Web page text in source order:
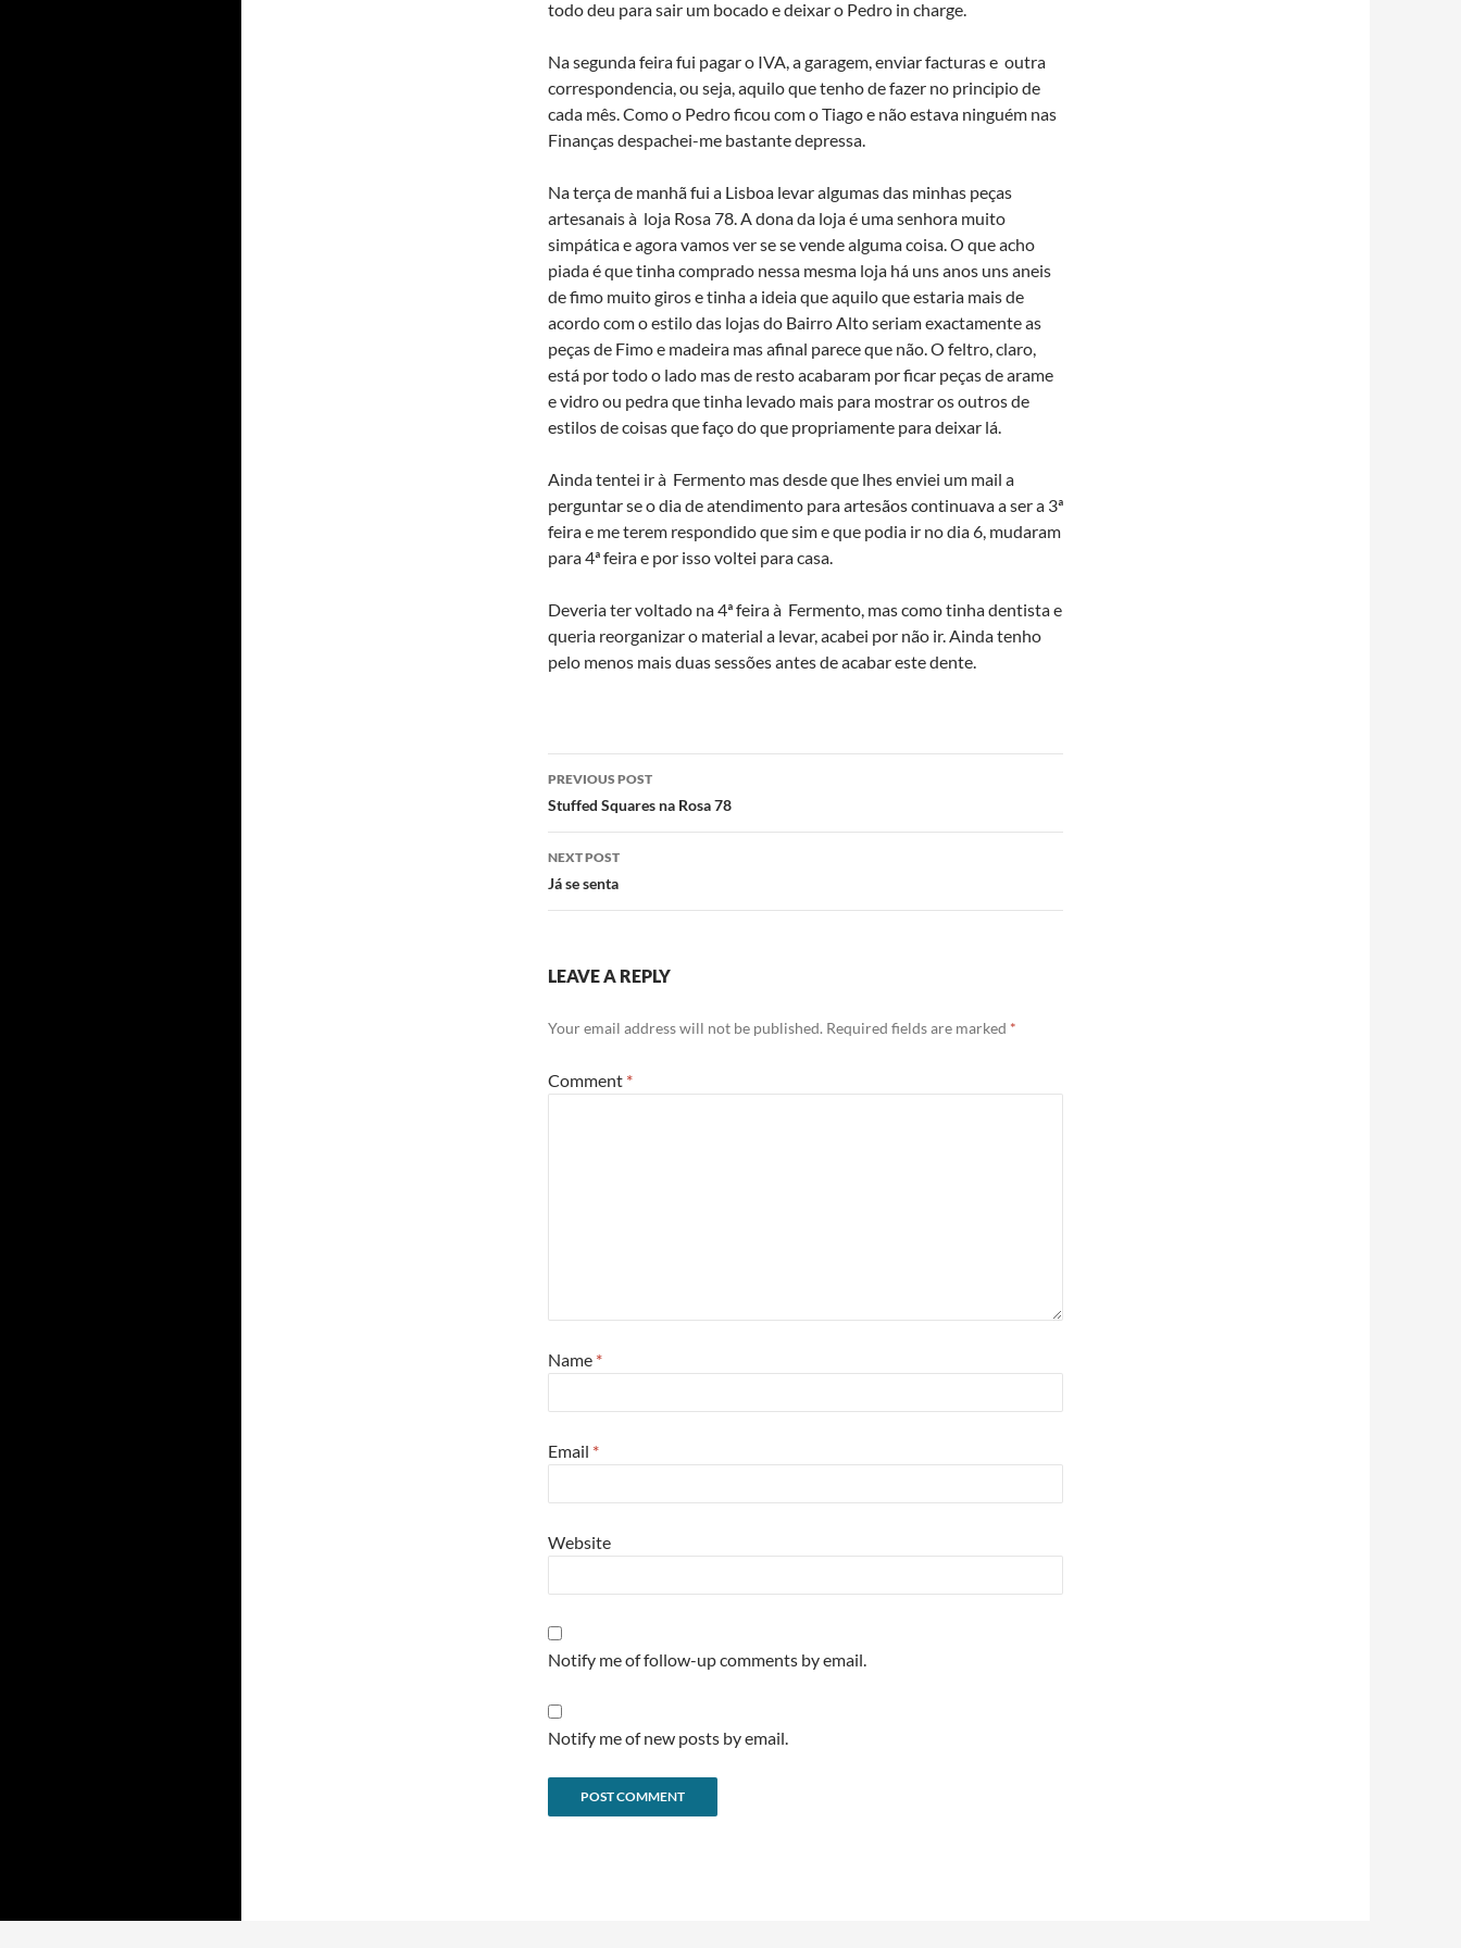
todo deu para sair um bocado e deixar o Pedro in charge.
Na segunda feira fui pagar o IVA, a garagem, enviar facturas e outra
correspondencia, ou seja, aquilo que tenho de fazer no principio de
cada mês. Como o Pedro ficou com o Tiago e não estava ninguém nas
Finanças despachei-me bastante depressa.
Na terça de manhã fui a Lisboa levar algumas das minhas peças
artesanais à loja Rosa 78. A dona da loja é uma senhora muito
simpática e agora vamos ver se se vende alguma coisa. O que acho
piada é que tinha comprado nessa mesma loja há uns anos uns aneis
de fimo muito giros e tinha a ideia que aquilo que estaria mais de
acordo com o estilo das lojas do Bairro Alto seriam exactamente as
peças de Fimo e madeira mas afinal parece que não. O feltro, claro,
está por todo o lado mas de resto acabaram por ficar peças de arame
e vidro ou pedra que tinha levado mais para mostrar os outros de
estilos de coisas que faço do que propriamente para deixar lá.
Ainda tentei ir à Fermento mas desde que lhes enviei um mail a
perguntar se o dia de atendimento para artesãos continuava a ser a 3ª
feira e me terem respondido que sim e que podia ir no dia 6, mudaram
para 4ª feira e por isso voltei para casa.
Deveria ter voltado na 4ª feira à Fermento, mas como tinha dentista e
queria reorganizar o material a levar, acabei por não ir. Ainda tenho
pelo menos mais duas sessões antes de acabar este dente.
Post
navigation
PREVIOUS POST
Stuffed Squares na Rosa 78
NEXT POST
Já se senta
LEAVE A REPLY
Your email address will not be published. Required fields are marked *
Comment *
Name *
Email *
Website
Notify me of follow-up comments by email.
Notify me of new posts by email.